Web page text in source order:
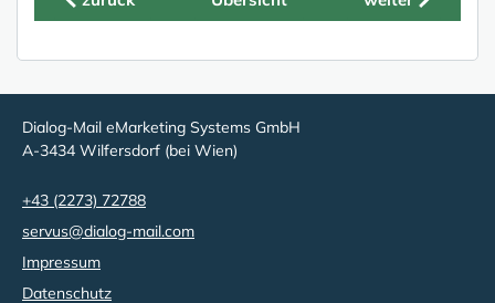
Dialog-Mail eMarketing Systems GmbH
A-3434 Wilfersdorf (bei Wien)
+43 (2273) 72788
servus@dialog-mail.com
Impressum
Datenschutz